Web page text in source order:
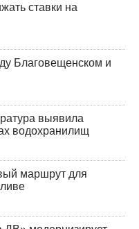
ставки на
Благовещенском и
выявила
водохранилищ
маршрут для